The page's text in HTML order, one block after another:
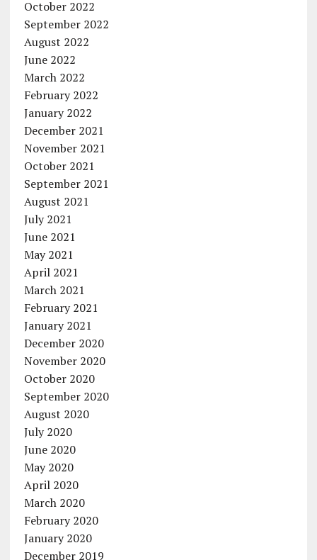
October 2022
September 2022
August 2022
June 2022
March 2022
February 2022
January 2022
December 2021
November 2021
October 2021
September 2021
August 2021
July 2021
June 2021
May 2021
April 2021
March 2021
February 2021
January 2021
December 2020
November 2020
October 2020
September 2020
August 2020
July 2020
June 2020
May 2020
April 2020
March 2020
February 2020
January 2020
December 2019